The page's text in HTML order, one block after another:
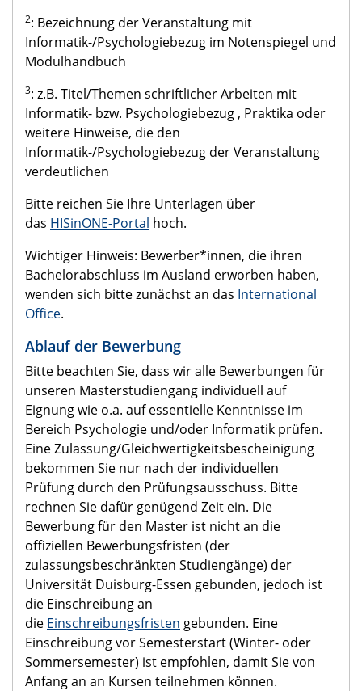
2: Bezeichnung der Veranstaltung mit
Informatik-/Psychologiebezug im Notenspiegel und
Modulhandbuch
3: z.B. Titel/Themen schriftlicher Arbeiten mit
Informatik- bzw. Psychologiebezug , Praktika oder
weitere Hinweise, die den
Informatik-/Psychologiebezug der Veranstaltung
verdeutlichen
Bitte reichen Sie Ihre Unterlagen über
das HISinONE-Portal hoch.
Wichtiger Hinweis: Bewerber*innen, die ihren
Bachelorabschluss im Ausland erworben haben,
wenden sich bitte zunächst an das International
Office.
Ablauf der Bewerbung
Bitte beachten Sie, dass wir alle Bewerbungen für
unseren Masterstudiengang individuell auf
Eignung wie o.a. auf essentielle Kenntnisse im
Bereich Psychologie und/oder Informatik prüfen.
Eine Zulassung/Gleichwertigkeitsbescheinigung
bekommen Sie nur nach der individuellen
Prüfung durch den Prüfungsausschuss. Bitte
rechnen Sie dafür genügend Zeit ein. Die
Bewerbung für den Master ist nicht an die
offiziellen Bewerbungsfristen (der
zulassungsbeschränkten Studiengänge) der
Universität Duisburg-Essen gebunden, jedoch ist
die Einschreibung an
die Einschreibungsfristen gebunden. Eine
Einschreibung vor Semesterstart (Winter- oder
Sommersemester) ist empfohlen, damit Sie von
Anfang an an Kursen teilnehmen können.